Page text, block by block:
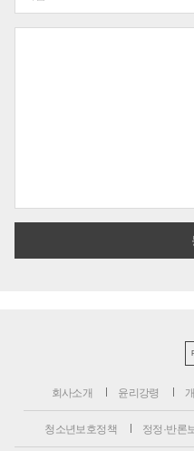
회사소개 윤리강령
청소년보호정책 정정·반론